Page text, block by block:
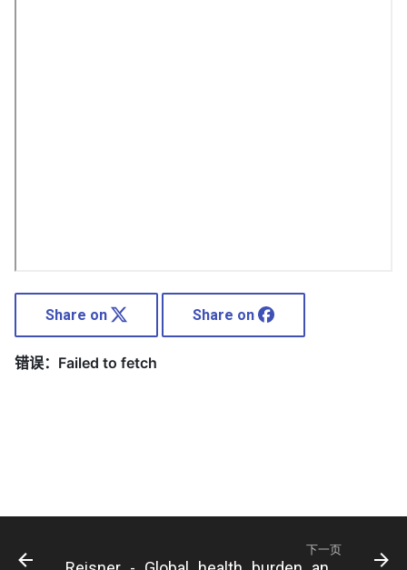
Share on Share on
下一页